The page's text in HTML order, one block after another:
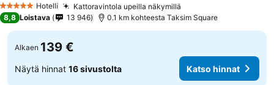
5 Tähtiluokitus
Hotelli Kattoravintola upeilla näkymillä
8,8 Loistava 13 946 0.1 km kohteesta Taksim Square
Alkaen 139 €
Näytä hinnat 16 sivustolta Katso hinnat